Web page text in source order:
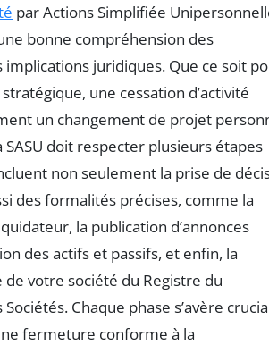
par Actions Simplifiée
bonne compréhension des
implications juridiques. Que ce soit
une cessation d’activité
un changement de projet
doit respecter plusieurs étapes
non seulement la prise de
des formalités précises, comme la
la publication d’annonces
des actifs et passifs, et enfin, la
votre société du Registre du
Chaque phase s’avère
fermeture conforme à la